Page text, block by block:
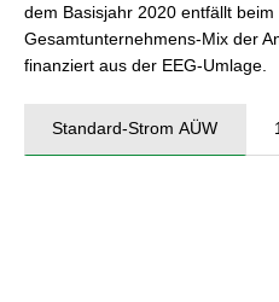
dem Basisjahr 2020 entfällt beim
Gesamtunternehmens-Mix der
finanziert aus der EEG-Umlage.
Standard-Strom AÜW